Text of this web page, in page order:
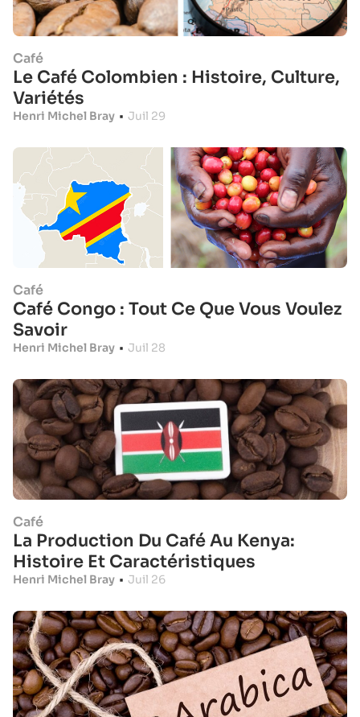
Café
Le Café Colombien : Histoire, Culture,
Variétés
Henri Michel Bray • Juil 29
Café
Café Congo : Tout Ce Que Vous Voulez
Savoir
Henri Michel Bray • Juil 28
Café
La Production Du Café Au Kenya:
Histoire Et Caractéristiques
Henri Michel Bray • Juil 26